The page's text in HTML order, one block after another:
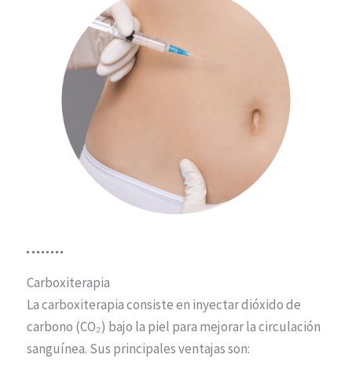
Carboxiterapia
La carboxiterapia consiste en inyectar dióxido de
carbono (CO₂) bajo la piel para mejorar la circulación
sanguínea. Sus principales ventajas son: